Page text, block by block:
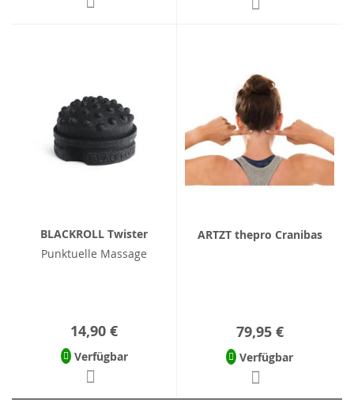
BLACKROLL Twister
Punktuelle Massage
14,90 €
Verfügbar
ARTZT thepro Cranibas
79,95 €
Verfügbar